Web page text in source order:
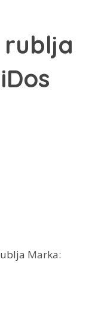
rublja
Marka: